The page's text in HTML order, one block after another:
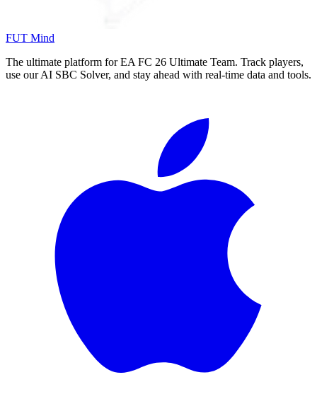
FUT Mind
The ultimate platform for EA FC 26 Ultimate Team. Track players,
use our AI SBC Solver, and stay ahead with real-time data and tools.